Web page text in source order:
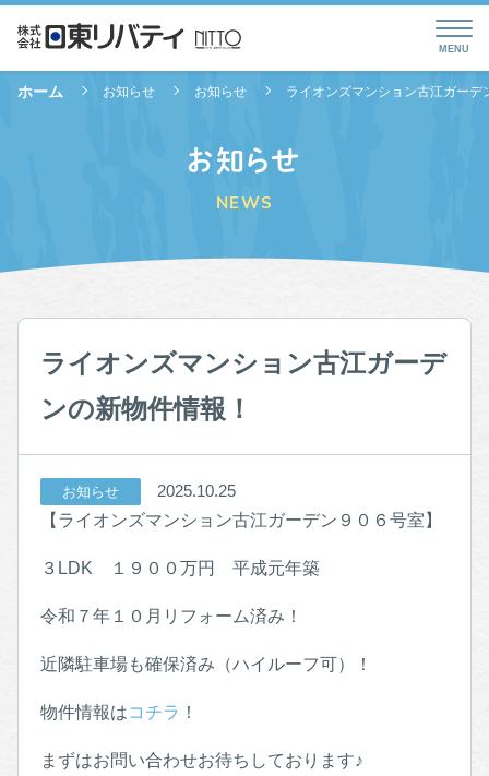
ホーム お知らせ お知らせ ライオンズマンション古江ガーデ
お知らせ
NEWS
ライオンズマンション古江ガーデ
ンの新物件情報！
お知らせ
2025.10.25
【ライオンズマンション古江ガーデン９０６号室】
３LDK １９００万円 平成元年築
令和７年１０月リフォーム済み！
近隣駐車場も確保済み（ハイルーフ可）！
物件情報はコチラ ！
まずはお問い合わせお待ちしております♪